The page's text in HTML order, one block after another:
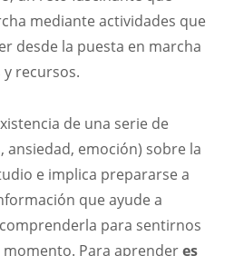
mediante actividades que
desde la puesta en marcha
recursos.
de una serie de
emoción) sobre la
e implica prepararse a
que ayude a
para sentirnos
momento. Para aprenderes